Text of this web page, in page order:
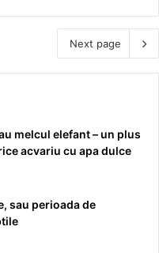
Next page
melcul elefant – un plus
acvariu cu apa dulce
sau perioada de